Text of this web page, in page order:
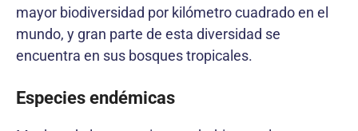
mayor biodiversidad por kilómetro cuadrado en el
mundo, y gran parte de esta diversidad se
encuentra en sus bosques tropicales.
Especies endémicas